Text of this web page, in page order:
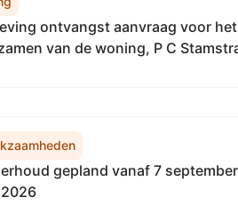
ontvangst aanvraag voor
van de woning, P C
gepland vanaf 7